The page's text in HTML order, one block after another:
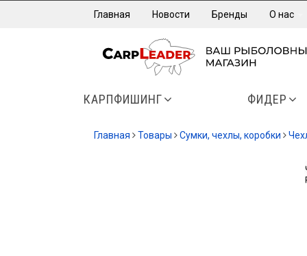
Главная Новости Бренды О нас
КАРПФИШИНГ ФИДЕР
Главная Товары Сумки, чехлы, коробки
-